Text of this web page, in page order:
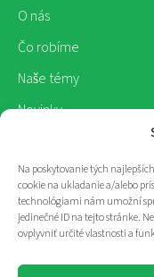
Na poskytovanie tých
cookie na ukladanie a/alebo
technológiami nám umožní
jedinečné ID na tejto stránke.
ovplyvniť určité vlastnosti a
O nás
Čo robíme
Naše témy
Novinky
Kontakt
Sledujte nás
Sme aj na sociálnych
Sledujte nás a spojte